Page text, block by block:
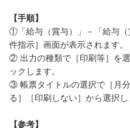
【手順】
①「給与（賞与）」－「給与
件指示］画面が表示されます。
② 出力の種類で［印刷等］を
ックします。
③ 帳票タイトルの選択で［月
る］［印刷しない］から選択し
【参考】